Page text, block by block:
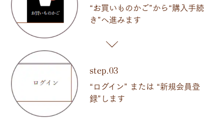
“お買いものかご”から“購入手続
き”へ進みます
step.03
“ログイン” または “新規会員登
録”します